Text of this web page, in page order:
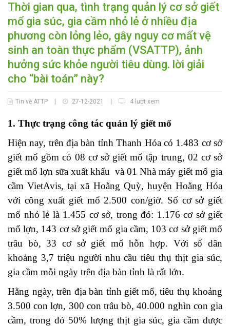
Thời gian qua, tình trạng quản lý cơ sở giết
mổ gia súc, gia cầm nhỏ lẻ ở nhiều địa
phương còn lỏng lẻo, gây nguy cơ mất vệ
sinh an toàn thực phẩm (VSATTP), ảnh
hưởng sức khỏe người tiêu dùng. lời giải
cho “bài toán” này?
Tin về ATTP 27-12-2021 4 lượt xem
1. Thực trạng công tác quản lý giết mổ
Hiện nay, trên địa bàn tỉnh Thanh Hóa có 1.483 cơ sở
giết mổ gồm có 08 cơ sở giết mổ tập trung, 02 cơ sở
giết mổ lợn sữa xuất khẩu và 01 Nhà máy giết mổ gia
cầm VietAvis, tại xã Hoằng Quỳ, huyện Hoằng Hóa
với công xuất giết mổ 2.500 con/giờ. Số cơ sở giết
mổ nhỏ lẻ là 1.455 cơ sở, trong đó: 1.176 cơ sở giết
mổ lợn, 143 cơ sở giết mổ gia cầm, 103 cơ sở giết mổ
trâu bò, 33 cơ sở giết mổ hỗn hợp. Với số dân
khoảng 3,7 triệu người nhu cầu tiêu thụ thịt gia súc,
gia cầm mỗi ngày trên địa bàn tỉnh là rất lớn.
Hằng ngày, trên địa bàn tỉnh giết mổ, tiêu thụ khoảng
3.500 con lợn, 300 con trâu bò, 40.000 nghìn con gia
cầm, trong đó 50% lượng thịt gia súc, gia cầm được